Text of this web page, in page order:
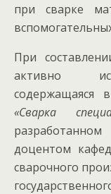
при сварке
При
активно
содержащаяся
«Сварка
доцентом
сварочного